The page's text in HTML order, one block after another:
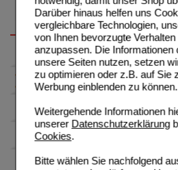
Darüber hinaus helfen uns
vergleichbare Technologien,
von Ihnen bevorzugte
anzupassen. Die Informationen
unsere Seiten nutzen, setzen
zu optimieren oder z.B. auf Sie
Werbung einblenden zu können.
Weitergehende Informationen
unserer Datenschutzerklärung
Cookies.
Bitte wählen Sie nachfolgend